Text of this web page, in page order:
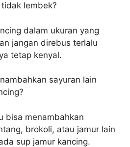
lembek?
dalam ukuran yang
jangan direbus terlalu
tetap kenyal.
sayuran lain
bisa menambahkan
brokoli, atau jamur lain
sup jamur kancing.